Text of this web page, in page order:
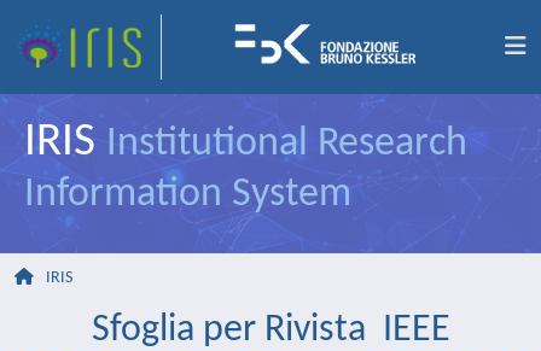
IRIS Institutional Research
Information System
IRIS
Sfoglia per Rivista IEEE